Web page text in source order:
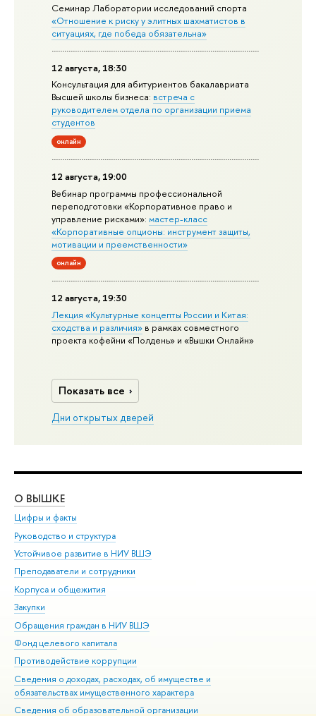
Семинар Лаборатории исследований спорта
«Отношение к риску у элитных шахматистов в
ситуациях, где победа обязательна»
12 августа, 18:30
Консультация для абитуриентов бакалавриата
Высшей школы бизнеса: встреча с
руководителем отдела по организации приема
студентов
онлайн
12 августа, 19:00
Вебинар программы профессиональной
переподготовки «Корпоративное право и
управление рисками»:мастер-класс
«Корпоративные опционы: инструмент защиты,
мотивации и преемственности»
онлайн
12 августа, 19:30
Лекция «Культурные концепты России и Китая:
сходства и различия» в рамках совместного
проекта кофейни «Полдень» и «Вышки Онлайн»
Показать все
Дни открытых дверей
О ВЫШКЕ
Цифры и факты
Руководство и структура
Устойчивое развитие в НИУ ВШЭ
Преподаватели и сотрудники
Корпуса и общежития
Закупки
Обращения граждан в НИУ ВШЭ
Фонд целевого капитала
Противодействие коррупции
Сведения о доходах, расходах, об имуществе и
обязательствах имущественного характера
Сведения об образовательной организации